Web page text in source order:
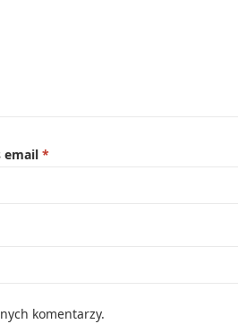
email *
komentarzy.